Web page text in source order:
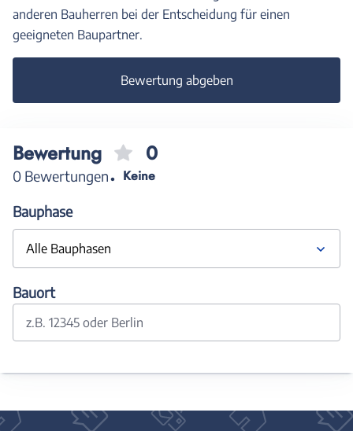
anderen Bauherren bei der Entscheidung für einen
geeigneten Baupartner.
Bewertung abgeben
Bewertung 0
0 Bewertungen
Keine
Bauphase
Alle Bauphasen
Bauort
z.B. 12345 oder Berlin